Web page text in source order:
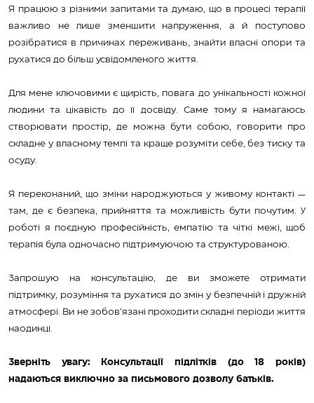
Я працюю з різними запитами та думаю, що в процесі терапії
важливо не лише зменшити напруження, а й поступово
розібратися в причинах переживань, знайти власні опори та
рухатися до більш усвідомленого життя.
Для мене ключовими є щирість, повага до унікальності кожної
людини та цікавість до її досвіду. Саме тому я намагаюсь
створювати простір, де можна бути собою, говорити про
складне у власному темпі та краще розуміти себе, без тиску та
осуду.
Я переконаний, що зміни народжуються у живому контакті —
там, де є безпека, прийняття та можливість бути почутим. У
роботі я поєдную професійність, емпатію та чіткі межі, щоб
терапія була одночасно підтримуючою та структурованою.
Запрошую на консультацію, де ви зможете отримати
підтримку, розуміння та рухатися до змін у безпечній і дружній
атмосфері. Ви не зобов’язані проходити складні періоди життя
наодинці.
Зверніть увагу: Консультації підлітків (до 18 років)
надаються виключно за письмового дозволу батьків.